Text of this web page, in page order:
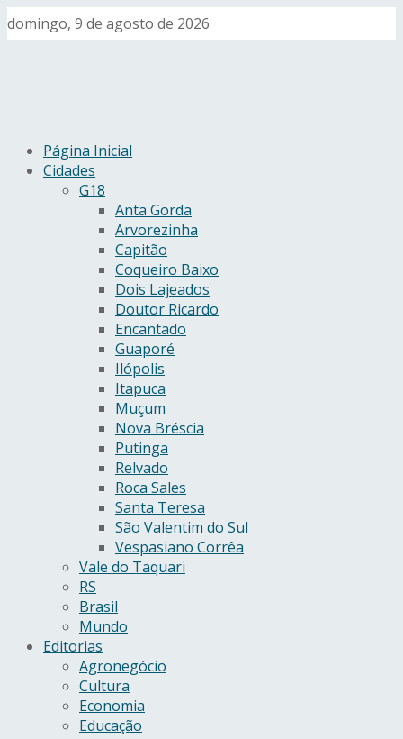
domingo, 9 de agosto de 2026
Página Inicial
Cidades
G18
Anta Gorda
Arvorezinha
Capitão
Coqueiro Baixo
Dois Lajeados
Doutor Ricardo
Encantado
Guaporé
Ilópolis
Itapuca
Muçum
Nova Bréscia
Putinga
Relvado
Roca Sales
Santa Teresa
São Valentim do Sul
Vespasiano Corrêa
Vale do Taquari
RS
Brasil
Mundo
Editorias
Agronegócio
Cultura
Economia
Educação